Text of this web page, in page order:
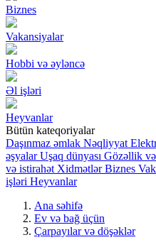
Biznes
Vakansiyalar
Hobbi və əyləncə
Əl işləri
Heyvanlar
Bütün kateqoriyalar
Daşınmaz əmlak Nəqliyyat
əşyalar Uşaq dünyası Gözəllik və
və istirahət Xidmətlər Biznes
işləri Heyvanlar
Ana səhifə
Ev və bağ üçün
Çarpayılar və döşəklər